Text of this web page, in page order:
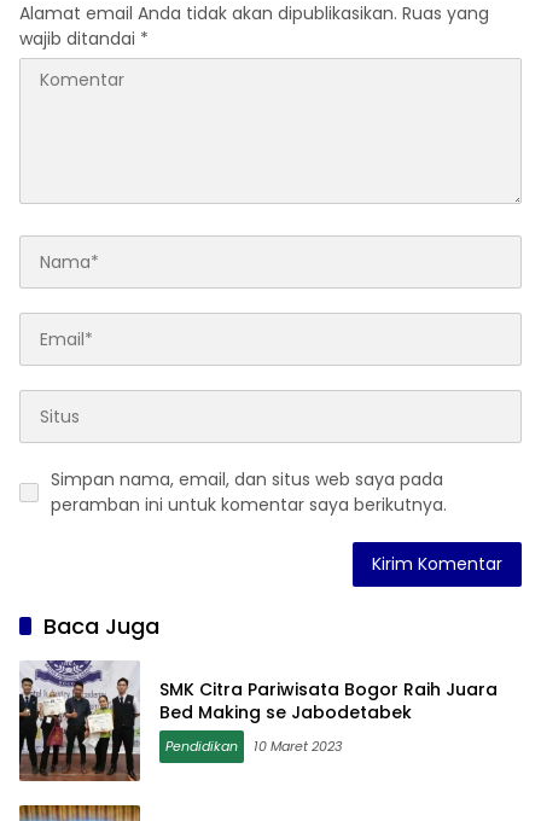
Alamat email Anda tidak akan dipublikasikan. Ruas yang
wajib ditandai *
Simpan nama, email, dan situs web saya pada
peramban ini untuk komentar saya berikutnya.
Baca Juga
SMK Citra Pariwisata Bogor Raih Juara
Bed Making se Jabodetabek
Pendidikan 10 Maret 2023